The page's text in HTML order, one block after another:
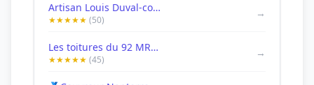
Artisan Louis Duval-couvreur Nanterre Hauts-de-seine 92
★★★★★ (50)
→
Les toitures du 92 MR . Maillie
★★★★★ (45)
→